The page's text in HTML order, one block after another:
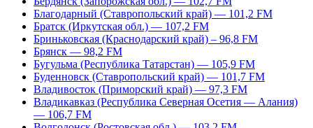
Благодарный (Ставропольский край) — 101,2 FM
Братск (Иркутская обл.) — 107,2 FM
Бриньковская (Краснодарский край) – 96,8 FM
Брянск — 98,2 FM
Бугульма (Республика Татарстан) — 105,9 FM
Буденновск (Ставропольский край) — 101,7 FM
Владивосток (Приморский край) — 97,3 FM
Владикавказ (Республика Северная Осетия — Алания)
— 106,7 FM